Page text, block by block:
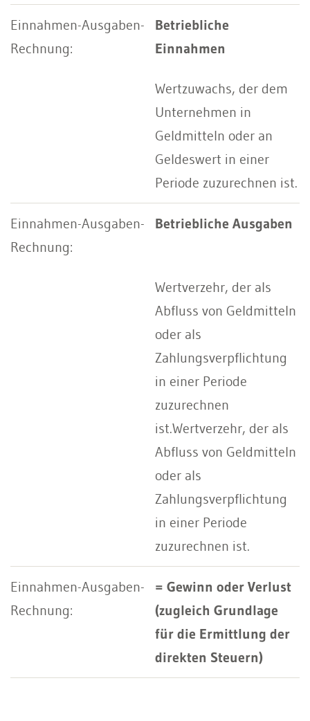
Betriebliche
Einnahmen
Wertzuwachs, der dem
Unternehmen in
Geldmitteln oder an
Geldeswert in einer
Periode zuzurechnen ist.
Betriebliche Ausgaben
Wertverzehr, der als
Abfluss von Geldmitteln
oder als
Zahlungsverpflichtung
in einer Periode
zuzurechnen
ist.Wertverzehr, der als
Abfluss von Geldmitteln
oder als
Zahlungsverpflichtung
in einer Periode
zuzurechnen ist.
= Gewinn oder Verlust
(zugleich Grundlage
für die Ermittlung der
direkten Steuern)